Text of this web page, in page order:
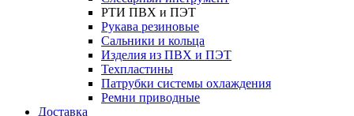
РТИ ПВХ и ПЭТ
Рукава резиновые
Сальники и кольца
Изделия из ПВХ и ПЭТ
Техпластины
Патрубки системы охлаждения
Ремни приводные
Доставка